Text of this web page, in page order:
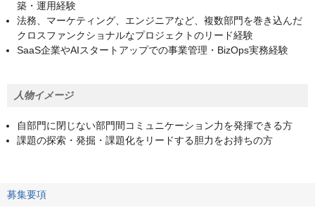
築・運用経験
法務、マーケティング、エンジニアなど、複数部門を巻き込んだ
クロスファンクショナルなプロジェクトのリード経験
SaaS企業やAIスタートアップでの事業管理・BizOps実務経験
人物イメージ
自部門に閉じない部門間コミュニケーション力を発揮できる方
課題の探索・発掘・課題化をリードする胆力をお持ちの方
募集要項